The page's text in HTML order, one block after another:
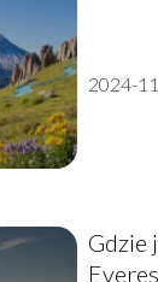
2024-
Gdzie